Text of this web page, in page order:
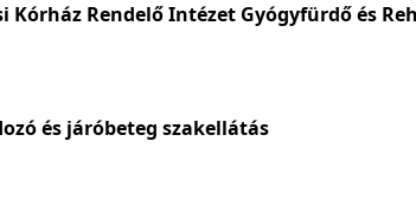
Rendelő Intézet Gyógyfürdő és
és járóbeteg szakellátás